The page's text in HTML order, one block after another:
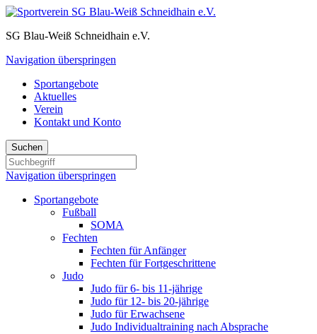
SG Blau-Weiß Schneidhain e.V.
Navigation überspringen
Sportangebote
Aktuelles
Verein
Kontakt und Konto
Suchen
Navigation überspringen
Sportangebote
Fußball
SOMA
Fechten
Fechten für Anfänger
Fechten für Fortgeschrittene
Judo
Judo für 6- bis 11-jährige
Judo für 12- bis 20-jährige
Judo für Erwachsene
Judo Individualtraining nach Absprache